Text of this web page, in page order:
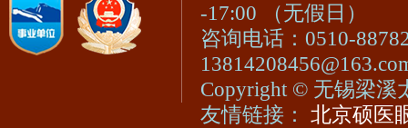
-17:00 （无假日）
咨询电话：0510-
Copyright © 无锡梁溪
友情链接： 北京硕医